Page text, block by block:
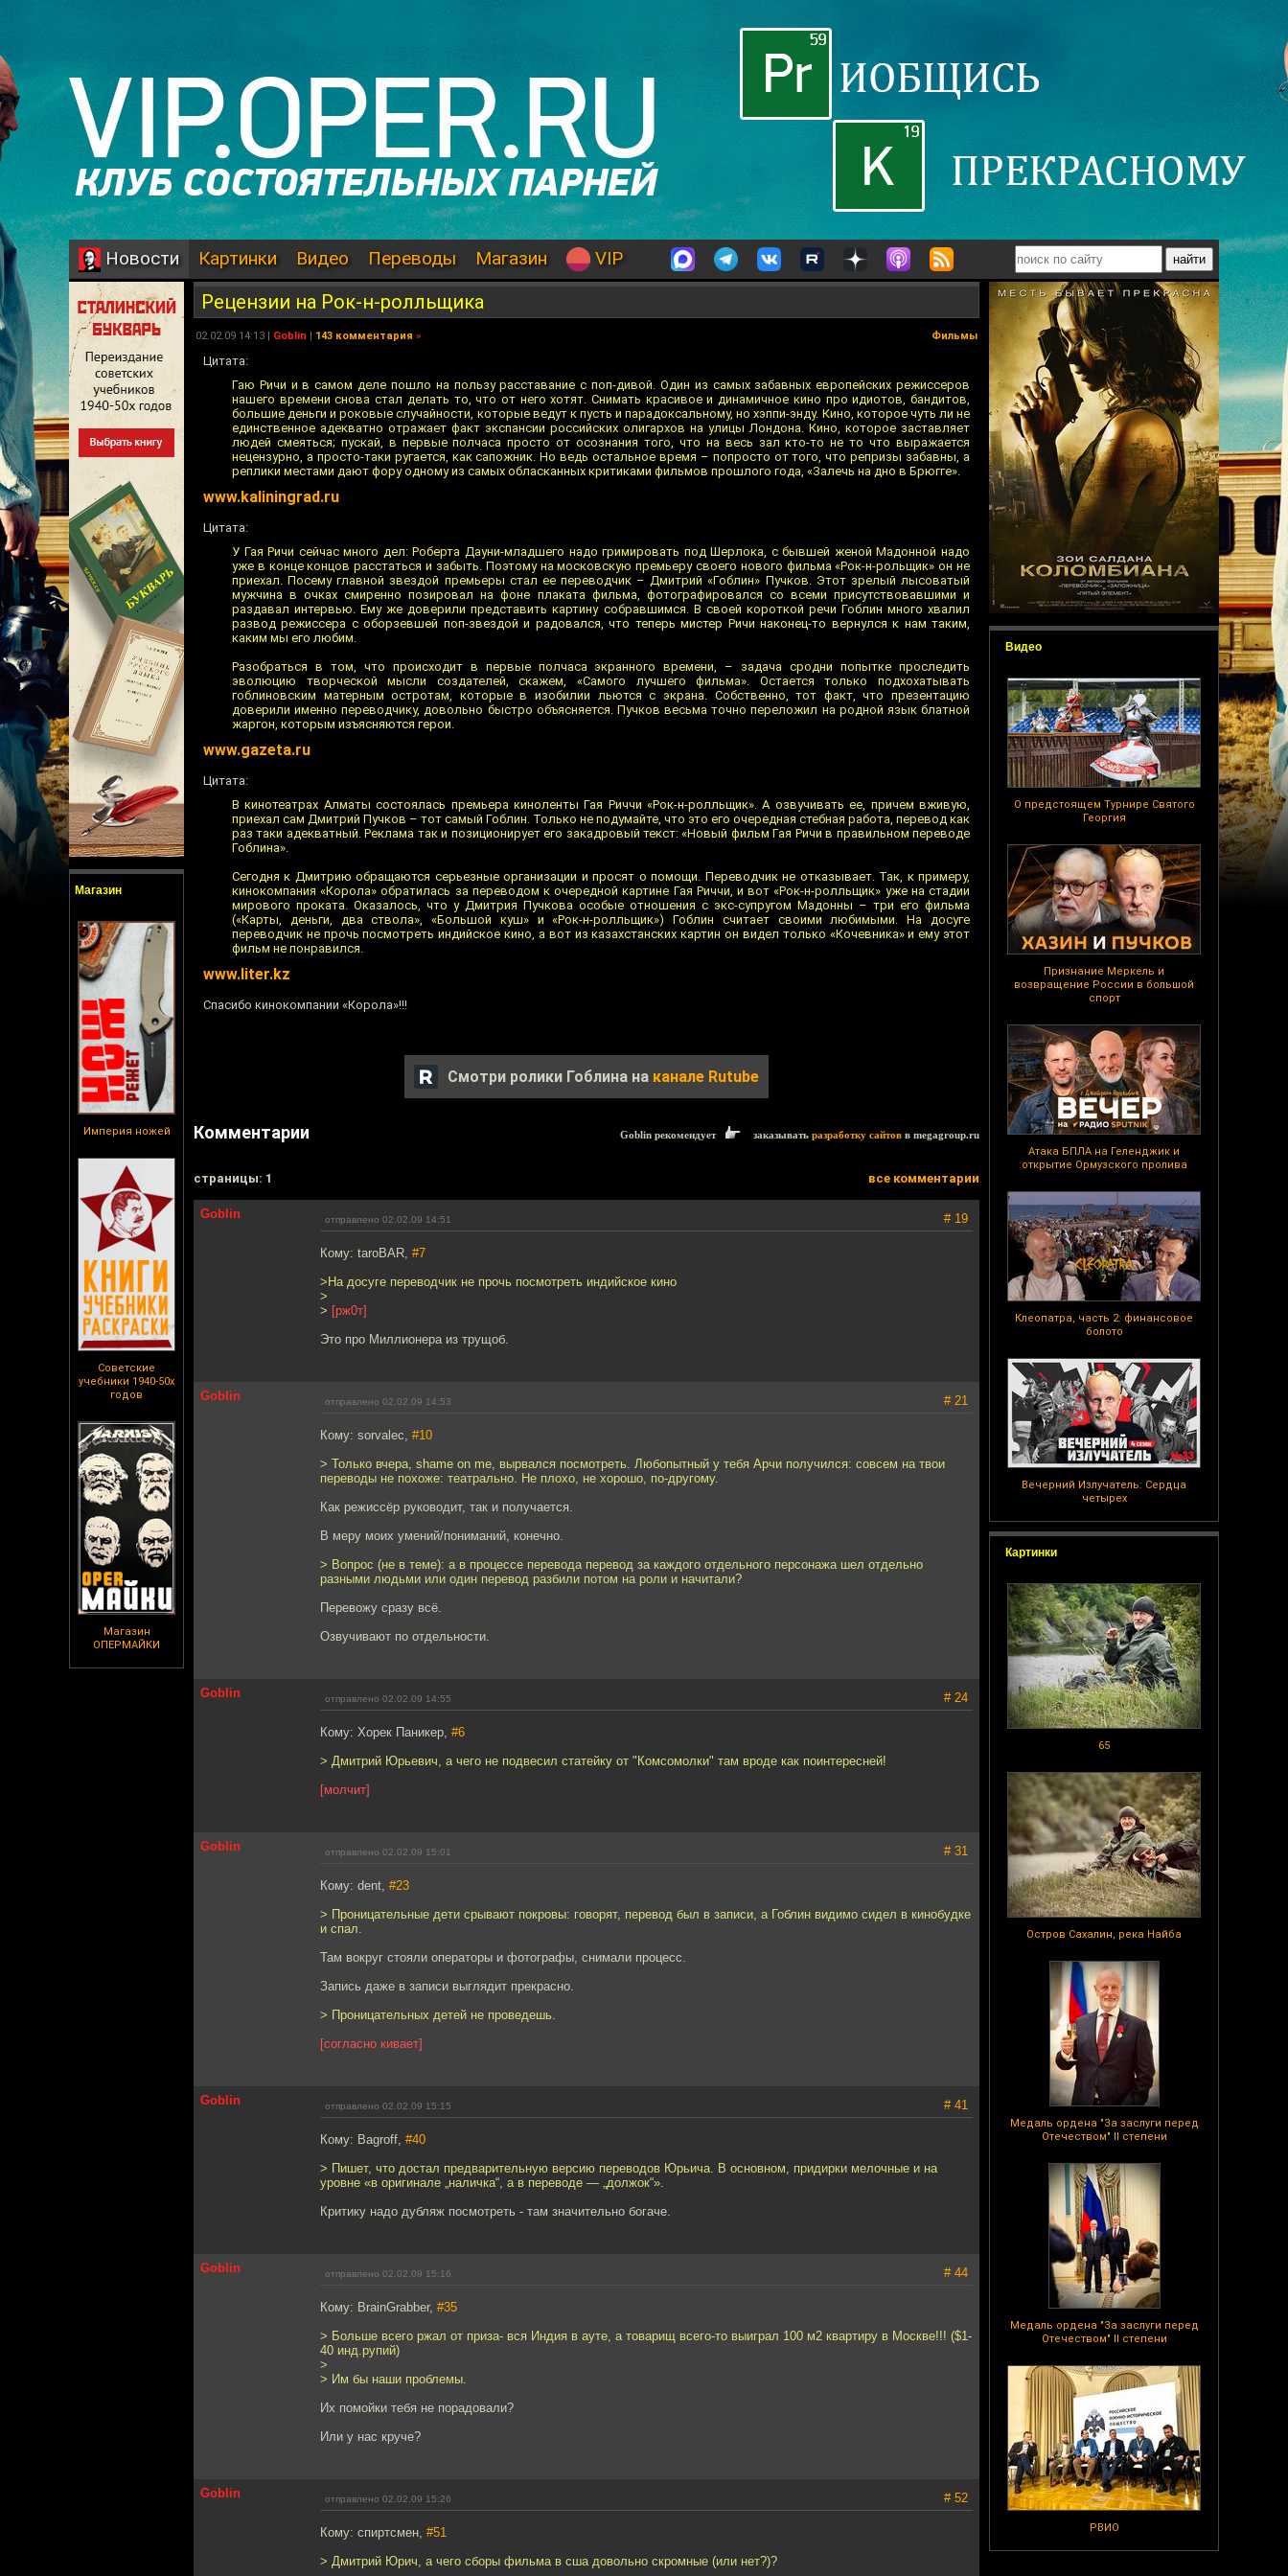
Новости Картинки Видео Переводы Магазин VIP
Магазин
Империя ножей
Советские
учебники 1940-50х
годов
Магазин
ОПЕРМАЙКИ
Видео
О предстоящем Турнире Святого
Георгия
Признание Меркель и
возвращение России в большой
спорт
Атака БПЛА на Геленджик и
открытие Ормузского пролива
Клеопатра, часть 2: финансовое
болото
Вечерний Излучатель: Сердца
четырех
Картинки
65
Остров Сахалин, река Найба
Медаль ордена "За заслуги перед
Отечеством" II степени
Медаль ордена "За заслуги перед
Отечеством" II степени
РВИО
Рецензии на Рок-н-ролльщика
02.02.09 14:13 | Goblin | 143 комментария » Фильмы
Цитата:
Гаю Ричи и в самом деле пошло на пользу расставание с поп-дивой. Один из самых забавных европейских режиссеров
нашего времени снова стал делать то, что от него хотят. Снимать красивое и динамичное кино про идиотов, бандитов,
большие деньги и роковые случайности, которые ведут к пусть и парадоксальному, но хэппи-энду. Кино, которое чуть ли не
единственное адекватно отражает факт экспансии российских олигархов на улицы Лондона. Кино, которое заставляет
людей смеяться; пускай, в первые полчаса просто от осознания того, что на весь зал кто-то не то что выражается
нецензурно, а просто-таки ругается, как сапожник. Но ведь остальное время – попросто от того, что репризы забавны, а
реплики местами дают фору одному из самых обласканных критиками фильмов прошлого года, «Залечь на дно в Брюгге».
www.kaliningrad.ru
Цитата:
У Гая Ричи сейчас много дел: Роберта Дауни-младшего надо гримировать под Шерлока, с бывшей женой Мадонной надо
уже в конце концов расстаться и забыть. Поэтому на московскую премьеру своего нового фильма «Рок-н-рольщик» он не
приехал. Посему главной звездой премьеры стал ее переводчик – Дмитрий «Гоблин» Пучков. Этот зрелый лысоватый
мужчина в очках смиренно позировал на фоне плаката фильма, фотографировался со всеми присутствовавшими и
раздавал интервью. Ему же доверили представить картину собравшимся. В своей короткой речи Гоблин много хвалил
развод режиссера с оборзевшей поп-звездой и радовался, что теперь мистер Ричи наконец-то вернулся к нам таким,
каким мы его любим.
Разобраться в том, что происходит в первые полчаса экранного времени, – задача сродни попытке проследить
эволюцию творческой мысли создателей, скажем, «Самого лучшего фильма». Остается только подхохатывать
гоблиновским матерным остротам, которые в изобилии льются с экрана. Собственно, тот факт, что презентацию
доверили именно переводчику, довольно быстро объясняется. Пучков весьма точно переложил на родной язык блатной
жаргон, которым изъясняются герои.
www.gazeta.ru
Цитата:
В кинотеатрах Алматы состоялась премьера киноленты Гая Риччи «Рок-н-ролльщик». А озвучивать ее, причем вживую,
приехал сам Дмитрий Пучков – тот самый Гоблин. Только не подумайте, что это его очередная стебная работа, перевод как
раз таки адекватный. Реклама так и позиционирует его закадровый текст: «Новый фильм Гая Ричи в правильном переводе
Гоблина».
Сегодня к Дмитрию обращаются серьезные организации и просят о помощи. Переводчик не отказывает. Так, к примеру,
кинокомпания «Корола» обратилась за переводом к очередной картине Гая Риччи, и вот «Рок-н-ролльщик» уже на стадии
мирового проката. Оказалось, что у Дмитрия Пучкова особые отношения с экс-супругом Мадонны – три его фильма
(«Карты, деньги, два ствола», «Большой куш» и «Рок-н-ролльщик») Гоблин считает своими любимыми. На досуге
переводчик не прочь посмотреть индийское кино, а вот из казахстанских картин он видел только «Кочевника» и ему этот
фильм не понравился.
www.liter.kz
Спасибо кинокомпании «Корола»!!!
Смотри ролики Гоблина на канале Rutube
Комментарии Goblin рекомендует заказывать разработку сайтов в megagroup.ru
cтраницы: 1 все комментарии
Goblin отправлено 02.02.09 14:51 # 19
Кому: taroBAR, #7
>На досуге переводчик не прочь посмотреть индийское кино
>
> [рж0т]
Это про Миллионера из трущоб.
Goblin отправлено 02.02.09 14:53 # 21
Кому: sorvalec, #10
> Только вчера, shame on me, вырвался посмотреть. Любопытный у тебя Арчи получился: совсем на твои
переводы не похоже: театрально. Не плохо, не хорошо, по-другому.
Как режиссёр руководит, так и получается.
В меру моих умений/пониманий, конечно.
> Вопрос (не в теме): а в процессе перевода перевод за каждого отдельного персонажа шел отдельно
разными людьми или один перевод разбили потом на роли и начитали?
Перевожу сразу всё.
Озвучивают по отдельности.
Goblin отправлено 02.02.09 14:55 # 24
Кому: Хорек Паникер, #6
> Дмитрий Юрьевич, а чего не подвесил статейку от "Комсомолки" там вроде как поинтересней!
[молчит]
Goblin отправлено 02.02.09 15:01 # 31
Кому: dent, #23
> Проницательные дети срывают покровы: говорят, перевод был в записи, а Гоблин видимо сидел в кинобудке
и спал.
Там вокруг стояли операторы и фотографы, снимали процесс.
Запись даже в записи выглядит прекрасно.
> Проницательных детей не проведешь.
[согласно кивает]
Goblin отправлено 02.02.09 15:15 # 41
Кому: Bagroff, #40
> Пишет, что достал предварительную версию переводов Юрьича. В основном, придирки мелочные и на
уровне «в оригинале „наличка“, а в переводе — „должок“».
Критику надо дубляж посмотреть - там значительно богаче.
Goblin отправлено 02.02.09 15:16 # 44
Кому: BrainGrabber, #35
> Больше всего ржал от приза- вся Индия в ауте, а товарищ всего-то выиграл 100 м2 квартиру в Москве!!! ($1-
40 инд.рупий)
>
> Им бы наши проблемы.
Их помойки тебя не порадовали?
Или у нас круче?
Goblin отправлено 02.02.09 15:26 # 52
Кому: спиртсмен, #51
> Дмитрий Юрич, а чего сборы фильма в сша довольно скромные (или нет?)?